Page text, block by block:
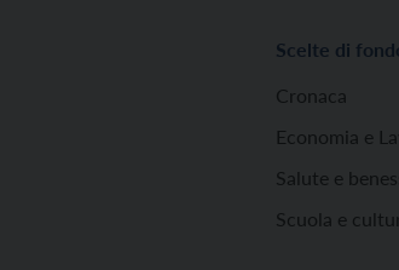
Scelte di
Cronaca
Economia e
Salute e
Scuola e